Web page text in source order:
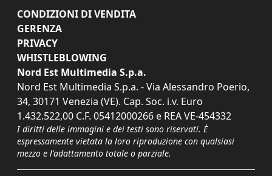
CONDIZIONI DI VENDITA
GERENZA
PRIVACY
WHISTLEBLOWING
Nord Est Multimedia S.p.a.
Nord Est Multimedia S.p.a. - Via Alessandro Poerio,
34, 30171 Venezia (VE). Cap. Soc. i.v. Euro
1.432.522,00 C.F. 05412000266 e REA VE-454332
I diritti delle immagini e dei testi sono riservati. È
espressamente vietata la loro riproduzione con qualsiasi
mezzo e l'adattamento totale o parziale.